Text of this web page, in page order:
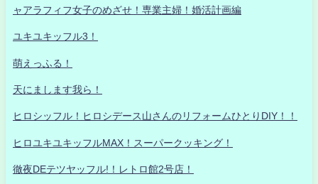
ャアラフィフ女子のめざせ！専業主婦！婚活計画編
ユキユキッフル3！
萌えっふる！
天にまします我ら！
ヒロシッフル！ヒロシデース山さんのリフォームひとりDIY！！
ヒロユキユキッフルMAX！スーパークッキング！
徹夜DEテツヤッフル!！レトロ館2号店！